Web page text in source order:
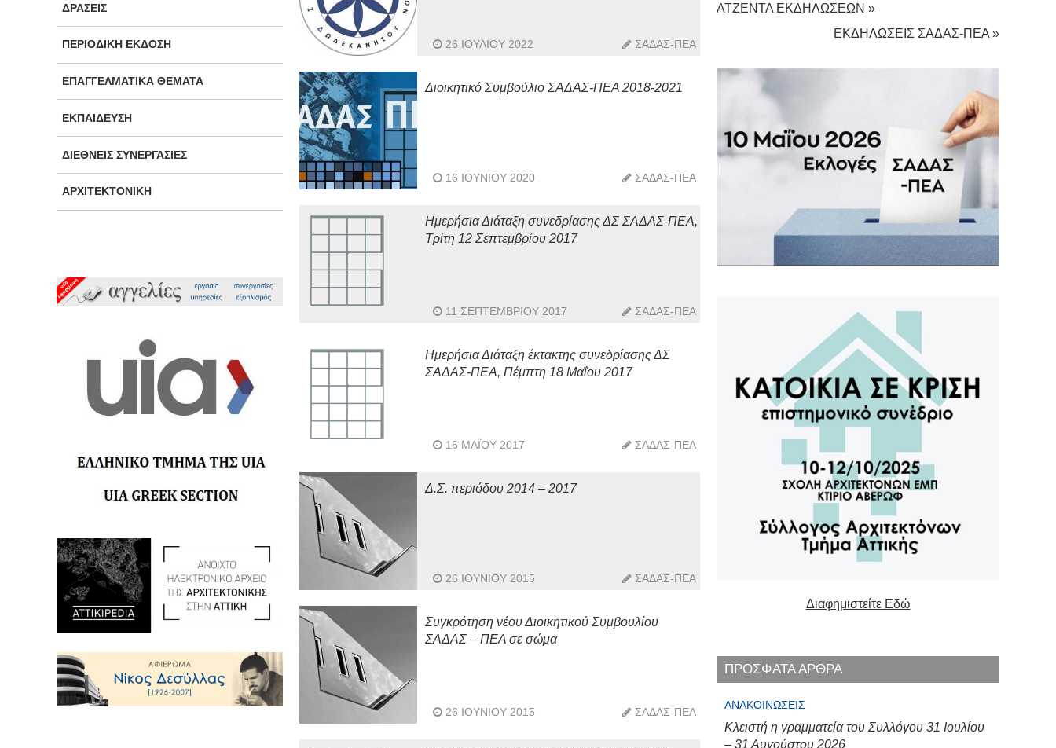
ΔΡΆΣΕΙΣ
ΠΕΡΙΟΔΙΚΉ ΈΚΔΟΣΗ
ΕΠΑΓΓΕΛΜΑΤΙΚΆ ΘΈΜΑΤΑ
ΕΚΠΑΊΔΕΥΣΗ
ΔΙΕΘΝΕΊΣ ΣΥΝΕΡΓΑΣΊΕΣ
ΑΡΧΙΤΕΚΤΟΝΙΚΉ
26 ΙΟΥΛΊΟΥ 2022 ΣΑΔΑΣ-ΠΕΑ
Διοικητικό Συμβούλιο ΣΑΔΑΣ-ΠΕΑ 2018-2021
16 ΙΟΥΝΊΟΥ 2020 ΣΑΔΑΣ-ΠΕΑ
Ημερήσια Διάταξη συνεδρίασης ΔΣ ΣΑΔΑΣ-ΠΕΑ,
Τρίτη 12 Σεπτεμβρίου 2017
11 ΣΕΠΤΕΜΒΡΊΟΥ 2017 ΣΑΔΑΣ-ΠΕΑ
Ημερήσια Διάταξη έκτακτης συνεδρίασης ΔΣ
ΣΑΔΑΣ-ΠΕΑ, Πέμπτη 18 Μαΐου 2017
16 ΜΑΪ́ΟΥ 2017 ΣΑΔΑΣ-ΠΕΑ
Δ.Σ. περιόδου 2014 – 2017
26 ΙΟΥΝΊΟΥ 2015 ΣΑΔΑΣ-ΠΕΑ
Συγκρότηση νέου Διοικητικού Συμβουλίου
ΣΑΔΑΣ – ΠΕΑ σε σώμα
26 ΙΟΥΝΊΟΥ 2015 ΣΑΔΑΣ-ΠΕΑ
ΑΤΖΕΝΤΑ ΕΚΔΗΛΩΣΕΩΝ »
ΕΚΔΗΛΩΣΕΙΣ ΣΑΔΑΣ-ΠΕΑ »
Διαφημιστείτε Εδώ
ΠΡΟΣΦΑΤΑ ΑΡΘΡΑ
ΑΝΑΚΟΙΝΏΣΕΙΣ
Κλειστή η γραμματεία του Συλλόγου 31 Ιουλίου
– 31 Αυγούστου 2026